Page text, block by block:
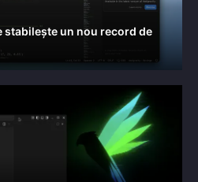
stabilește un nou record de